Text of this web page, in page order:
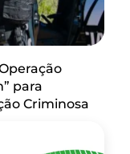
para
Criminosa